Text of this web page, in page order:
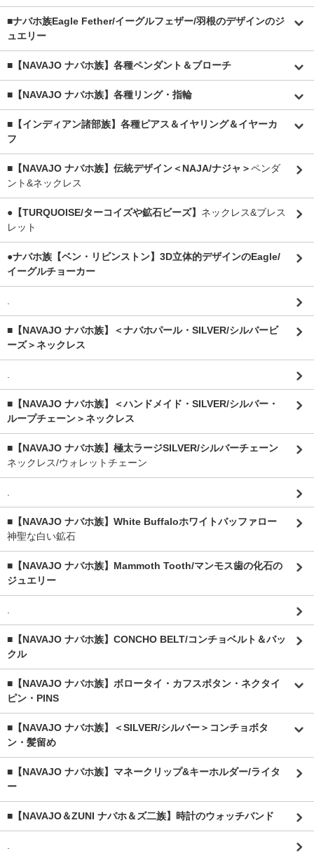
■ナバホ族Eagle Fether/イーグルフェザー/羽根のデザインのジ
ュエリー
■【NAVAJO ナバホ族】各種ペンダント＆ブローチ
■【NAVAJO ナバホ族】各種リング・指輪
■【インディアン諸部族】各種ピアス＆イヤリング＆イヤーカ
フ
■【NAVAJO ナバホ族】伝統デザイン＜NAJA/ナジャ＞ペンダ
ント&ネックレス
●【TURQUOISE/ターコイズや鉱石ビーズ】 ネックレス&ブレス
レット
●ナバホ族【ベン・リビンストン】3D立体的デザインのEagle/
イーグルチョーカー
.
■【NAVAJO ナバホ族】＜ナバホパール・SILVER/シルバービ
ーズ＞ネックレス
.
■【NAVAJO ナバホ族】＜ハンドメイド・SILVER/シルバー・
ループチェーン＞ネックレス
■【NAVAJO ナバホ族】極太ラージSILVER/シルバーチェーン
ネックレス/ウォレットチェーン
.
■【NAVAJO ナバホ族】White Buffaloホワイトバッファロー
神聖な白い鉱石
■【NAVAJO ナバホ族】Mammoth Tooth/マンモス歯の化石の
ジュエリー
.
■【NAVAJO ナバホ族】CONCHO BELT/コンチョベルト＆バッ
クル
■【NAVAJO ナバホ族】ボロータイ・カフスボタン・ネクタイ
ピン・PINS
■【NAVAJO ナバホ族】＜SILVER/シルバー＞コンチョボタ
ン・髪留め
■【NAVAJO ナバホ族】マネークリップ&キーホルダー/ライタ
ー
■【NAVAJO＆ZUNI ナバホ＆ズ二族】時計のウォッチバンド
.